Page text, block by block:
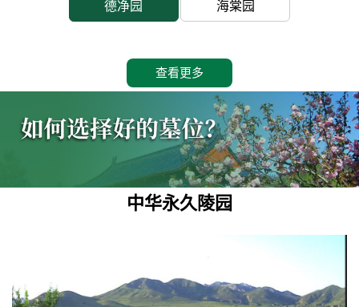
德净园 海棠园
查看更多
中华永久陵园